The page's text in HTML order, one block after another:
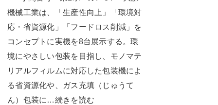
機械工業は、「生産性向上」「環境対
応・省資源化」「フードロス削減」を
コンセプトに実機を8台展示する。環
境にやさしい包装を目指し、モノマテ
リアルフィルムに対応した包装機によ
る省資源化や、ガス充填（じゅうて
ん）包装に…続きを読む